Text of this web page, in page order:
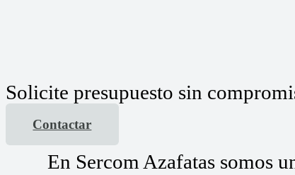
Solicite presupuesto sin
Contactar
En Sercom Azafatas somos